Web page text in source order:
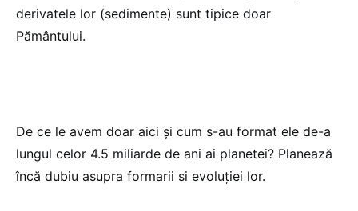
derivatele lor (sedimente) sunt tipice doar
Pământului.
De ce le avem doar aici și cum s-au format ele de-a
lungul celor 4.5 miliarde de ani ai planetei? Planează
încă dubiu asupra formarii si evoluției lor.